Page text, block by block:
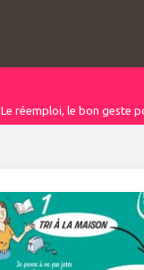
Le réemploi, le bon geste